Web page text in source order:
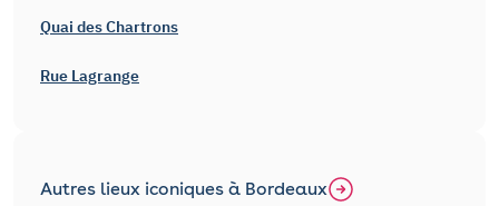
Quai des Chartrons
Rue Lagrange
Autres lieux iconiques à Bordeaux